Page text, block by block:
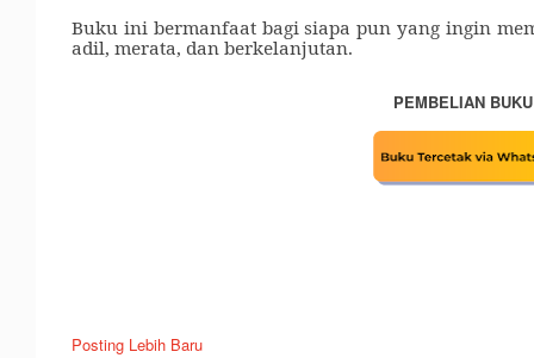
Buku ini bermanfaat bagi siapa pun yang ingin
adil, merata, dan berkelanjutan.
PEMBELIAN
Posting Lebih Baru